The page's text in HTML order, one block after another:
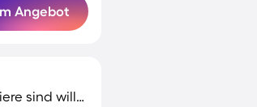
Angebot
Ferienhaus mit Grill und Garten | Haustiere sind willkommen